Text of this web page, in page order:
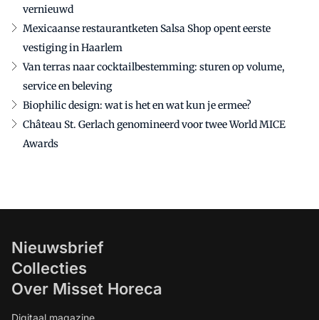
vernieuwd
Mexicaanse restaurantketen Salsa Shop opent eerste
vestiging in Haarlem
Van terras naar cocktailbestemming: sturen op volume,
service en beleving
Biophilic design: wat is het en wat kun je ermee?
Château St. Gerlach genomineerd voor twee World MICE
Awards
Nieuwsbrief
Collecties
Over Misset Horeca
Digitaal magazine